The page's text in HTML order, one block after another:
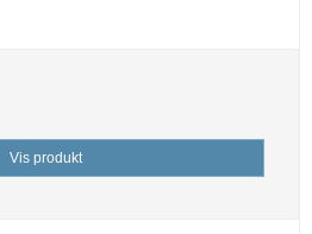
Vis produkt